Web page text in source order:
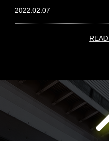
2022.02.07